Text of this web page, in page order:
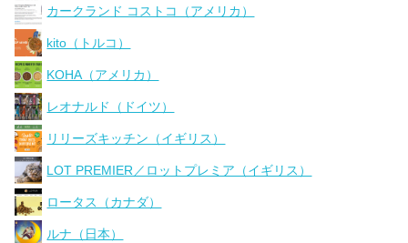
カークランド コストコ（アメリカ）
kito（トルコ）
KOHA（アメリカ）
レオナルド（ドイツ）
リリーズキッチン（イギリス）
LOT PREMIER／ロットプレミア（イギリス）
ロータス（カナダ）
ルナ（日本）